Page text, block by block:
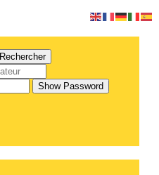
Rechercher
Show Password